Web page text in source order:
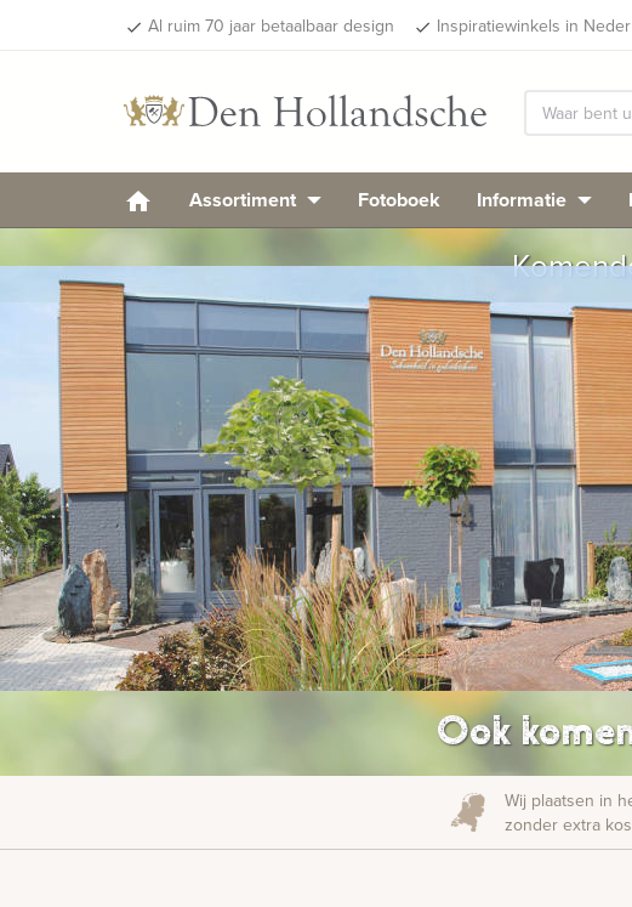
done Al ruim 70 jaar betaalbaar design done Inspiratiewinkels in
Assortiment Fotoboek Informatie
Ook
Wij plaatsen in
zonder extra